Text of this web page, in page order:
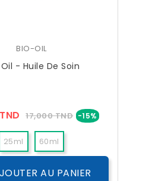
BIO-OIL
- Huile De Soin
Prix
Public
17,000 TND -15% Prix
25ml 60ml
AU PANIER